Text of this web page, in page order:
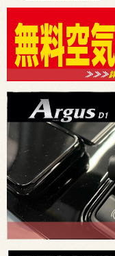
平日10:30〜19:00 作業受付終了